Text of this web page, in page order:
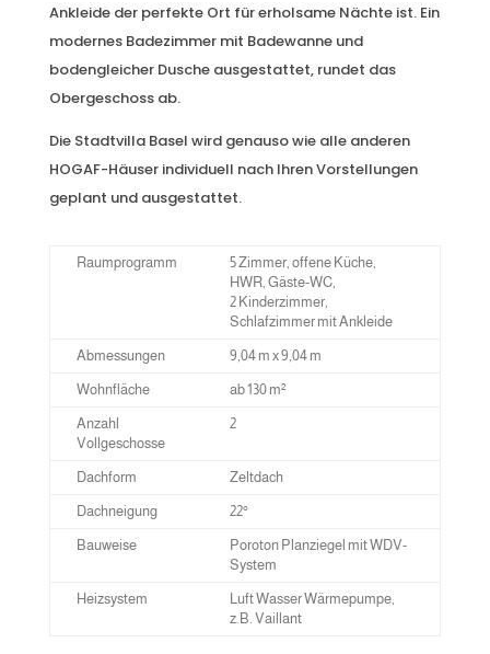
Ankleide der perfekte Ort für erholsame Nächte ist. Ein
modernes Badezimmer mit Badewanne und
bodengleicher Dusche ausgestattet, rundet das
Obergeschoss ab.
Die Stadtvilla Basel wird genauso wie alle anderen
HOGAF-Häuser individuell nach Ihren Vorstellungen
geplant und ausgestattet.
Raumprogramm
5 Zimmer, offene Küche,
HWR, Gäste-WC,
2 Kinderzimmer,
Schlafzimmer mit Ankleide
Abmessungen 9,04 m x 9,04 m
Wohnfläche ab 130 m²
Anzahl
Vollgeschosse
2
Dachform Zeltdach
Dachneigung 22°
Bauweise
Poroton Planziegel mit WDV-
System
Heizsystem
Luft Wasser Wärmepumpe,
z.B. Vaillant